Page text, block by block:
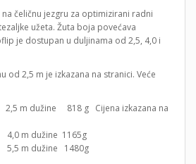
čeličnu jezgru za optimizirani radni
užeta. Žuta boja povećava
je dostupan u duljinama od 2,5, 4,0 i
od 2,5 m je izkazana na stranici. Veće
2,5 m dužine 818 g Cijena izkazana na
4,0 m dužine 1165g
5,5 m dužine 1480g